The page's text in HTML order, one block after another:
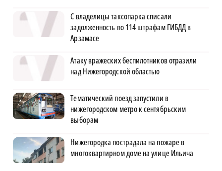
С владелицы таксопарка списали
задолженность по 114 штрафам ГИБДД в
Арзамасе
Атаку вражеских беспилотников отразили
над Нижегородской областью
Тематический поезд запустили в
нижегородском метро к сентябрьским
выборам
Нижегородка пострадала на пожаре в
многоквартирном доме на улице Ильича